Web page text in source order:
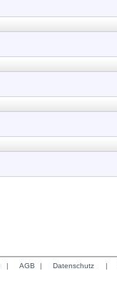
| AGB | Datenschutz |